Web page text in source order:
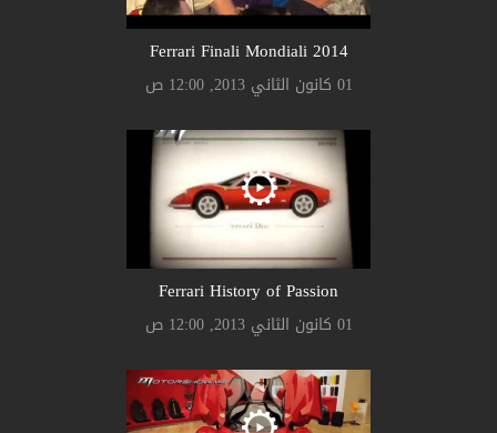
Ferrari Finali Mondiali 2014
01 كانون الثاني 2013, 12:00 ص
Ferrari History of Passion
01 كانون الثاني 2013, 12:00 ص